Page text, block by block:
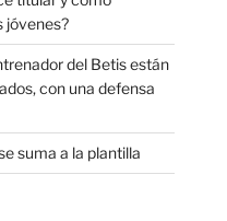
jóvenes?
del Betis están
con una defensa
suma a la plantilla